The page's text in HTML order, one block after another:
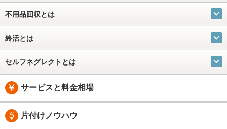
不用品回収とは
終活とは
セルフネグレクトとは
サービスと料金相場
片付けノウハウ